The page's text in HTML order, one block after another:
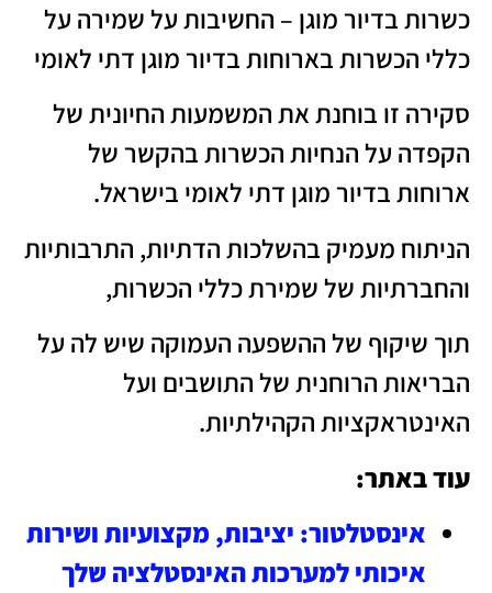
כשרות בדיור מוגן – החשיבות על שמירה על
כללי הכשרות בארוחות בדיור מוגן דתי לאומי
סקירה זו בוחנת את המשמעות החיונית של
הקפדה על הנחיות הכשרות בהקשר של
ארוחות בדיור מוגן דתי לאומי בישראל.
הניתוח מעמיק בהשלכות הדתיות, התרבותיות
והחברתיות של שמירת כללי הכשרות,
תוך שיקוף של ההשפעה העמוקה שיש לה על
הבריאות הרוחנית של התושבים ועל
האינטראקציות הקהילתיות.
עוד באתר:
אינסטלטור: יציבות, מקצועיות ושירות
איכותי למערכות האינסטלציה שלך